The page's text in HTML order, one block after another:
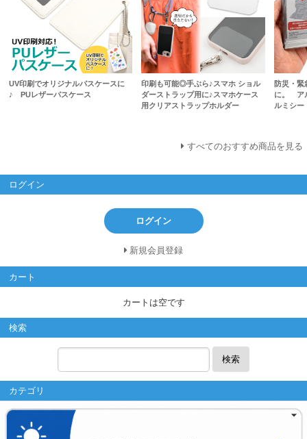
UV印刷でオリジナルパスケースに
♪ PUレザーパスケース
印刷も可能◎手ぶら♪スマホ ショル
ダーストラップ用に♪スマホケース
用クリアストラップホルダー
防災・緊
に。 ア
ルミシー
すべてのおすすめ商品を見る
ログイン
ログイン
新規会員登録
カート
カートは空です
検索
検索
カテゴリ